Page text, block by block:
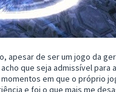
de ser um jogo da
que seja admissível para
em que o próprio
e foi o que mais me